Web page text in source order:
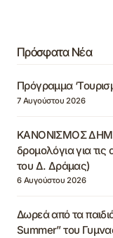
Πρόσφατα Νέα
Πρόγραμμα
7 Αυγούστου 2026
ΚΑΝΟΝΙΣΜΟΣ
δρομολόγια για
του Δ. Δράμας)
6 Αυγούστου 2026
Δωρεά από τα
Summer” του